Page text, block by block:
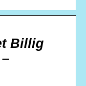
Billig